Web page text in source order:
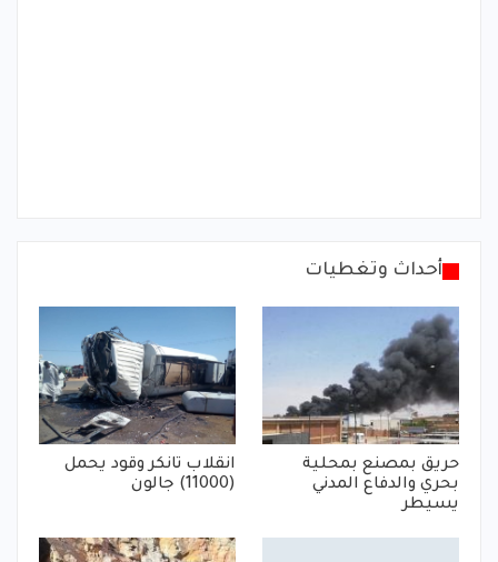
أحداث وتغطيات
حريق بمصنع بمحلية
بحري والدفاع المدني
يسيطر
انقلاب تانكر وقود يحمل
(11000) جالون